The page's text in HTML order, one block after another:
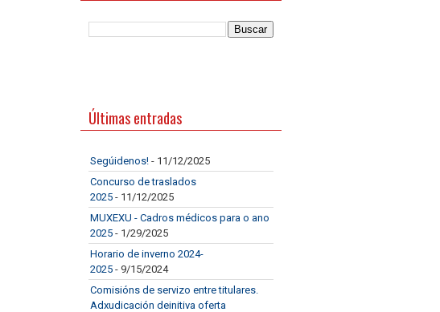
Últimas entradas
Segúidenos! - 11/12/2025
Concurso de traslados
2025 - 11/12/2025
MUXEXU - Cadros médicos para o ano
2025 - 1/29/2025
Horario de inverno 2024-
2025 - 9/15/2024
Comisións de servizo entre titulares.
Adxudicación deinitiva oferta